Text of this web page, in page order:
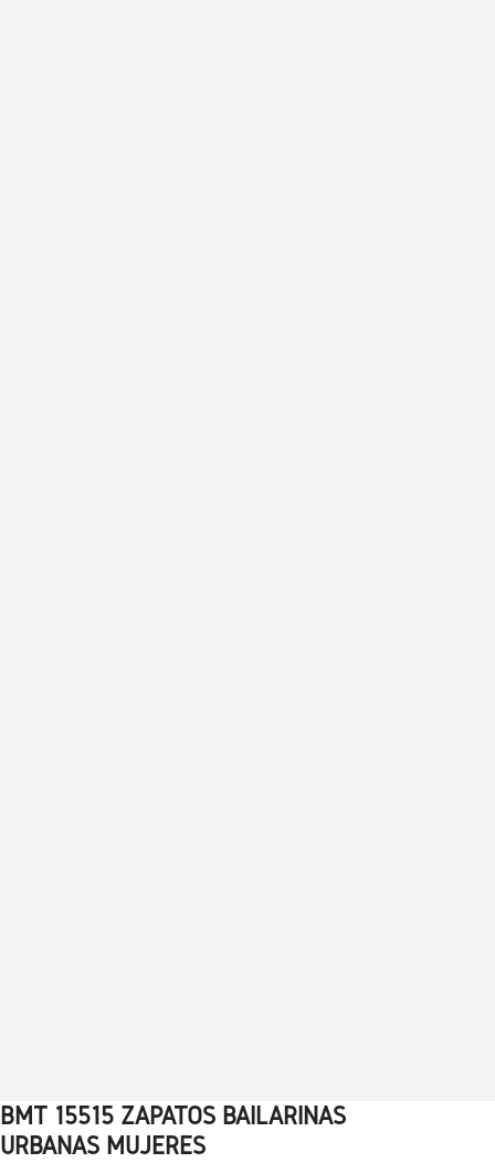
1 2 3 4 5 6 7 8
BMT 15515 ZAPATOS BAILARINAS
URBANAS MUJERES